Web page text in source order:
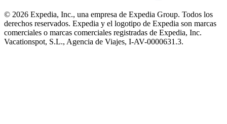
© 2026 Expedia, Inc., una empresa de Expedia Group. Todos los
derechos reservados. Expedia y el logotipo de Expedia son marcas
comerciales o marcas comerciales registradas de Expedia, Inc.
Vacationspot, S.L., Agencia de Viajes, I-AV-0000631.3.